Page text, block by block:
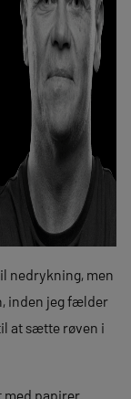
nedrykning, men
inden jeg fælder
at sætte røven i
papirer.